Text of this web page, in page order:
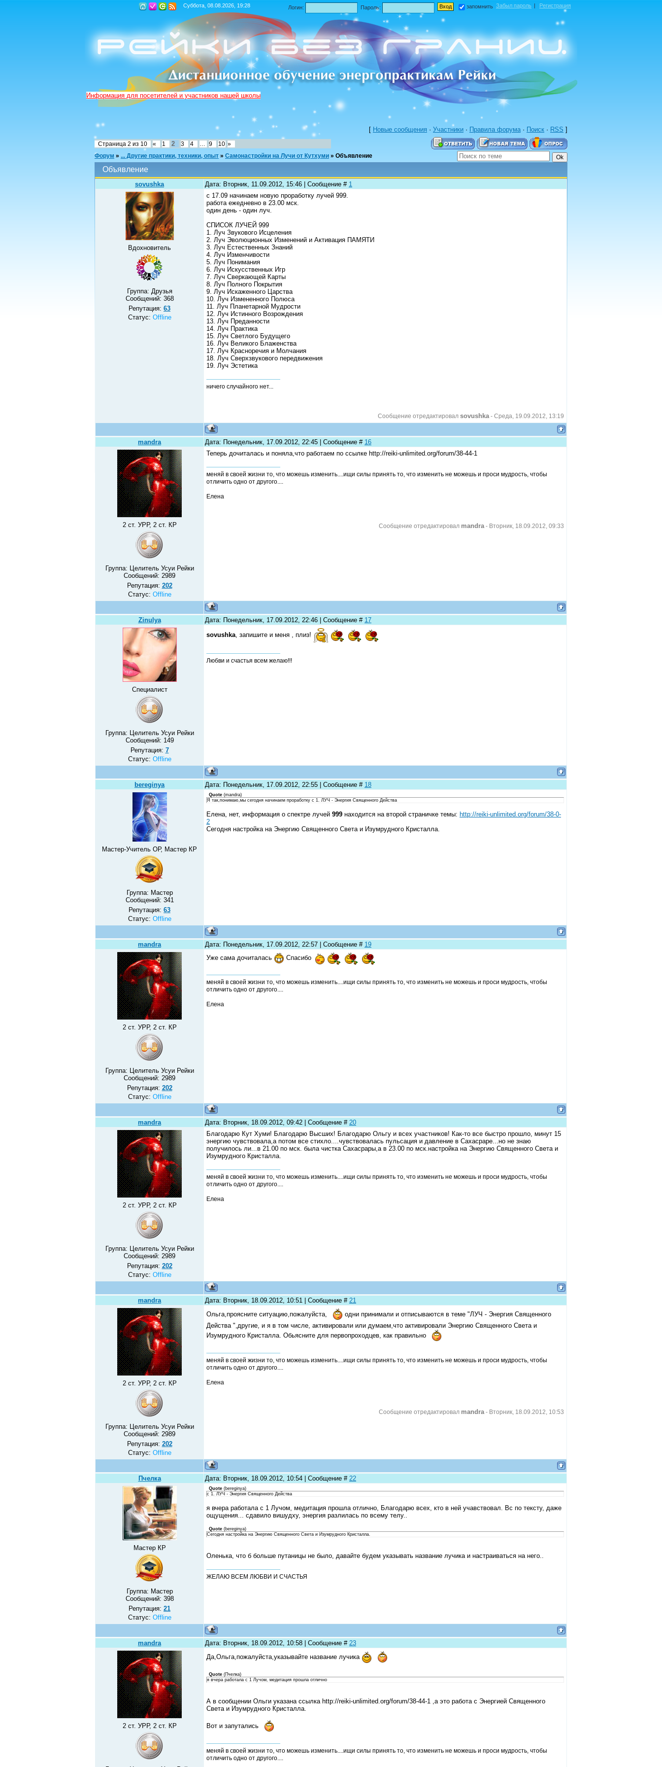
Суббота, 08.08.2026, 19:28 Логин: Пароль: запомнить Забыл пароль | Регистрация
Информация для посетителей и участников нашей школы
[ Новые сообщения · Участники · Правила форума · Поиск · RSS ]
Страница 2 из 10 « 1 2 3 4 9 10 »
Форум » ... Другие практики, техники, опыт » Самонастройки на Лучи от Кутхуми » Объявление
Объявление
sovushka Дата: Вторник, 11.09.2012, 15:46 | Сообщение # 1
Вдохновитель
Группа: Друзья
Сообщений: 368
Репутация: 63
Статус: Offline
с 17.09 начинаем новую проработку лучей 999.
работа ежедневно в 23.00 мск.
один день - один луч.
СПИСОК ЛУЧЕЙ 999
1. Луч Звукового Исцеления
2. Луч Эволюционных Изменений и Активация ПАМЯТИ
3. Луч Естественных Знаний
4. Луч Изменчивости
5. Луч Понимания
6. Луч Искусственных Игр
7. Луч Сверкающей Карты
8. Луч Полного Покрытия
9. Луч Искаженного Царства
10. Луч Измененного Полюса
11. Луч Планетарной Мудрости
12. Луч Истинного Возрождения
13. Луч Преданности
14. Луч Практика
15. Луч Светлого Будущего
16. Луч Великого Блаженства
17. Луч Красноречия и Молчания
18. Луч Сверхзвукового передвижения
19. Луч Эстетика
ничего случайного нет...
Сообщение отредактировал sovushka- Среда, 19.09.2012, 13:19
mandra Дата: Понедельник, 17.09.2012, 22:45 | Сообщение # 16
2 ст. УРР, 2 ст. КР
Группа: Целитель Усуи Рейки
Сообщений: 2989
Репутация: 202
Статус: Offline
Теперь дочиталась и поняла,что работаем по ссылке http://reiki-unlimited.org/forum/38-44-1
меняй в своей жизни то, что можешь изменить....ищи силы принять то, что изменить не можешь и проси мудрость, чтобы
отличить одно от другого....
Елена
Сообщение отредактировал mandra- Вторник, 18.09.2012, 09:33
Zinulya Дата: Понедельник, 17.09.2012, 22:46 | Сообщение # 17
Специалист
Группа: Целитель Усуи Рейки
Сообщений: 149
Репутация: 7
Статус: Offline
sovushka, запишите и меня , плиз!
Любви и счастья всем желаю!!!
bereginya Дата: Понедельник, 17.09.2012, 22:55 | Сообщение # 18
Мастер-Учитель ОР, Мастер КР
Группа: Мастер
Сообщений: 341
Репутация: 63
Статус: Offline
Quote (mandra)
Я так,понимаю,мы сегодня начинаем проработку с 1. ЛУЧ - Энергия Священного Действа
Елена, нет, информация о спектре лучей 999 находится на второй страничке темы: http://reiki-unlimited.org/forum/38-0-
2
Сегодня настройка на Энергию Священного Света и Изумрудного Кристалла.
mandra Дата: Понедельник, 17.09.2012, 22:57 | Сообщение # 19
2 ст. УРР, 2 ст. КР
Группа: Целитель Усуи Рейки
Сообщений: 2989
Репутация: 202
Статус: Offline
Уже сама дочиталась Спасибо
меняй в своей жизни то, что можешь изменить....ищи силы принять то, что изменить не можешь и проси мудрость, чтобы
отличить одно от другого....
Елена
mandra Дата: Вторник, 18.09.2012, 09:42 | Сообщение # 20
2 ст. УРР, 2 ст. КР
Группа: Целитель Усуи Рейки
Сообщений: 2989
Репутация: 202
Статус: Offline
Благодарю Кут Хуми! Благодарю Высших! Благодарю Ольгу и всех участников! Как-то все быстро прошло, минут 15
энергию чувствовала,а потом все стихло....чувствовалась пульсация и давление в Сахасраре...но не знаю
получилось ли...в 21.00 по мск. была чистка Сахасрары,а в 23.00 по мск.настройка на Энергию Священного Света и
Изумрудного Кристалла.
меняй в своей жизни то, что можешь изменить....ищи силы принять то, что изменить не можешь и проси мудрость, чтобы
отличить одно от другого....
Елена
mandra Дата: Вторник, 18.09.2012, 10:51 | Сообщение # 21
2 ст. УРР, 2 ст. КР
Группа: Целитель Усуи Рейки
Сообщений: 2989
Репутация: 202
Статус: Offline
Ольга,проясните ситуацию,пожалуйста,
одни принимали и отписываются в теме "ЛУЧ - Энергия Священного
Действа ",другие, и я в том числе, активировали или думаем,что активировали Энергию Священного Света и
Изумрудного Кристалла. Обьясните для первопроходцев, как правильно
меняй в своей жизни то, что можешь изменить....ищи силы принять то, что изменить не можешь и проси мудрость, чтобы
отличить одно от другого....
Елена
Сообщение отредактировал mandra- Вторник, 18.09.2012, 10:53
Пчелка Дата: Вторник, 18.09.2012, 10:54 | Сообщение # 22
Мастер КР
Группа: Мастер
Сообщений: 398
Репутация: 21
Статус: Offline
Quote (bereginya)
с 1. ЛУЧ - Энергия Священного Действа
я вчера работала с 1 Лучом, медитация прошла отлично, Благодарю всех, кто в ней учавствовал. Вс по тексту, даже
ощущения... сдавило вишудху, энергия разлилась по всему телу..
Quote (bereginya)
Сегодня настройка на Энергию Священного Света и Изумрудного Кристалла.
Оленька, что б больше путаницы не было, давайте будем указывать название лучика и настраиваться на него..
ЖЕЛАЮ ВСЕМ ЛЮБВИ И СЧАСТЬЯ
mandra Дата: Вторник, 18.09.2012, 10:58 | Сообщение # 23
2 ст. УРР, 2 ст. КР
Да,Ольга,пожалуйста,указывайте название лучика
Quote (Пчелка)
я вчера работала с 1 Лучом, медитация прошла отлично
А в сообщении Ольги указана ссылка http://reiki-unlimited.org/forum/38-44-1 ,а это работа с Энергией Священного
Света и Изумрудного Кристалла.
Вот и запутались
меняй в своей жизни то, что можешь изменить....ищи силы принять то, что изменить не можешь и проси мудрость, чтобы
отличить одно от другого....